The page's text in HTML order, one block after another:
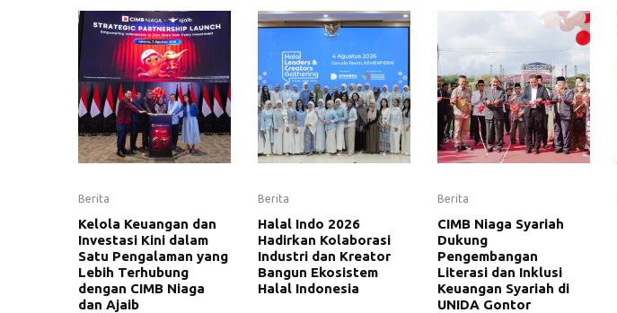
Berita
Kelola Keuangan dan
Investasi Kini dalam
Satu Pengalaman yang
Lebih Terhubung
dengan CIMB Niaga
dan Ajaib
Berita
Halal Indo 2026
Hadirkan Kolaborasi
Industri dan Kreator
Bangun Ekosistem
Halal Indonesia
Berita
CIMB Niaga Syariah
Dukung
Pengembangan
Literasi dan Inklusi
Keuangan Syariah di
UNIDA Gontor